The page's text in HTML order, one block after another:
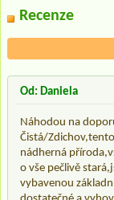
Recenze
Od: Daniela
Náhodou na
Čistá/
nádherná
o vše pečlivě
vybavenou